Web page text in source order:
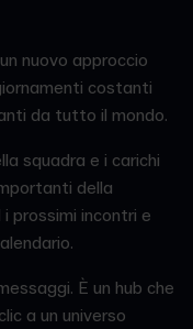
nuovo approccio
costanti
da tutto il mondo.
squadra e i carichi
della
prossimi incontri e
È un hub che
a un universo